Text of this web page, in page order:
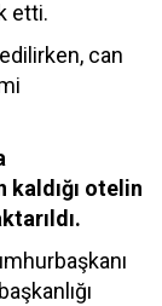
etti.
can
kaldığı otelin